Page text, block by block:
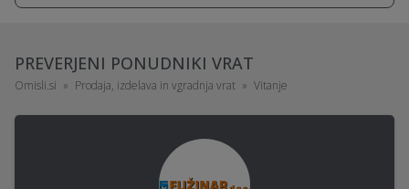
PREVERJENI PONUDNIKI VRAT
Omisli.si Prodaja, izdelava in vgradnja vrat Vitanje